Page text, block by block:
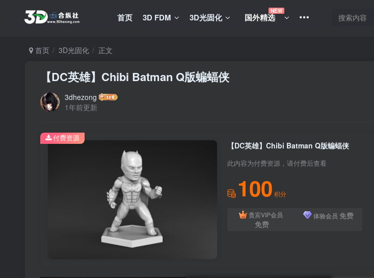
首页 3D FDM 3D光固化 国外精选
NEW
首页 3D光固化 正文
【DC英雄】Chibi Batman Q版蝙蝠侠
3dhezong
1年前更新
【DC英雄】Chibi Batman Q版蝙蝠侠
此内容为付费资源，请付费后查看
100 积分
贵宾VIP会员
免费
体验会员 免费
付费资源